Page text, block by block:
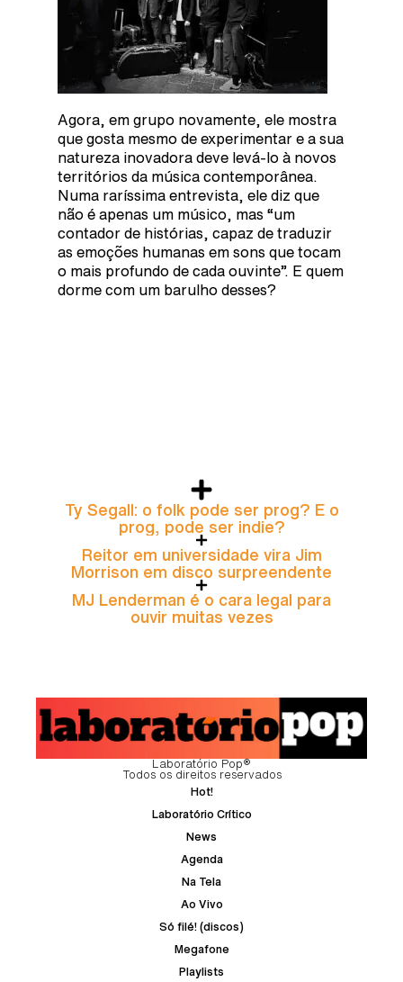
Agora, em grupo novamente, ele mostra
que gosta mesmo de experimentar e a sua
natureza inovadora deve levá-lo à novos
territórios da música contemporânea.
Numa raríssima entrevista, ele diz que
não é apenas um músico, mas “um
contador de histórias, capaz de traduzir
as emoções humanas em sons que tocam
o mais profundo de cada ouvinte”. E quem
dorme com um barulho desses?
Ty Segall: o folk pode ser prog? E o
prog, pode ser indie?
Reitor em universidade vira Jim
Morrison em disco surpreendente
MJ Lenderman é o cara legal para
ouvir muitas vezes
Laboratório Pop®
Todos os direitos reservados
Hot!
Laboratório Crítico
News
Agenda
Na Tela
Ao Vivo
Só filé! (discos)
Megafone
Playlists